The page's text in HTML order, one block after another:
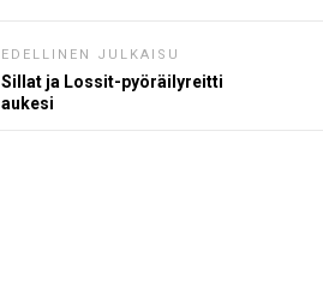
EDELLINEN JULKAISU
Sillat ja Lossit-pyöräilyreitti
aukesi